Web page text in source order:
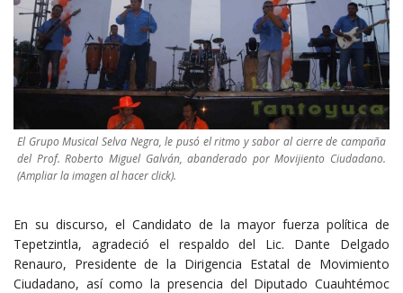
El Grupo Musical Selva Negra, le pusó el ritmo y sabor al cierre de campaña
del Prof. Roberto Miguel Galván, abanderado por Movijiento Ciudadano.
(Ampliar la imagen al hacer click).
En su discurso, el Candidato de la mayor fuerza política de
Tepetzintla, agradeció el respaldo del Lic. Dante Delgado
Renauro, Presidente de la Dirigencia Estatal de Movimiento
Ciudadano, así como la presencia del Diputado Cuauhtémoc